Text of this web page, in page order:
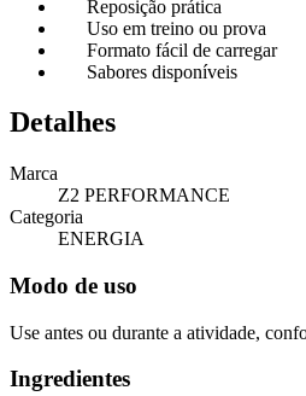
Reposição prática
Uso em treino ou prova
Formato fácil de carregar
Sabores disponíveis
Detalhes
Marca
Z2 PERFORMANCE
Categoria
ENERGIA
Modo de uso
Use antes ou durante a atividade,
Ingredientes